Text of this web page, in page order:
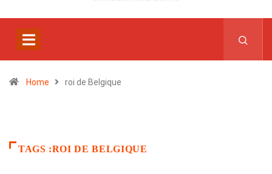
Home roi de Belgique
TAGS :ROI DE BELGIQUE